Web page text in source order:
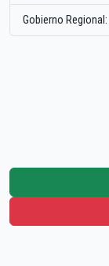
Gobierno Regional: